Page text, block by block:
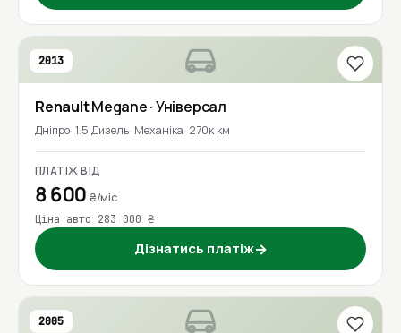
2013
RenaultMegane· Універсал
Дніпро 1.5 Дизель Механіка 270к км
ПЛАТІЖ ВІД
8 600₴/міс
Ціна авто 283 000 ₴
Дізнатись платіж→
2005